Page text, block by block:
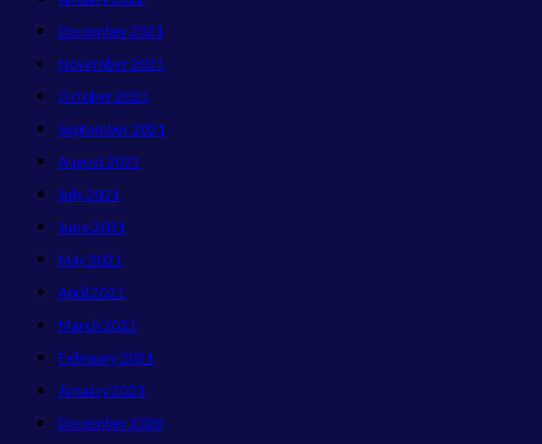
December 2021
November 2021
October 2021
September 2021
August 2021
July 2021
June 2021
May 2021
April 2021
March 2021
February 2021
January 2021
December 2020